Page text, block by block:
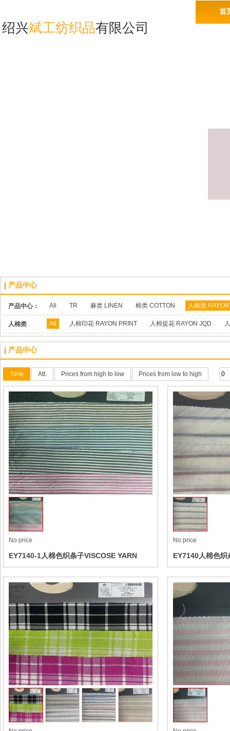
绍兴斌工纺织品有限公司
首
产品中心
产品中心： All TR 麻类 LINEN 棉类 COTTON 人棉类 RAYON
人棉类
RAYON：
All 人棉印花 RAYON PRINT 人棉提花 RAYON JQD
产品中心
Time Att. Prices from high to low Prices from low to high
Collect
No price
EY7140-1人棉色织条子VISCOSE YARN
DYED STRIPE
No price
EY7140人棉色织
STRIPE
Collect